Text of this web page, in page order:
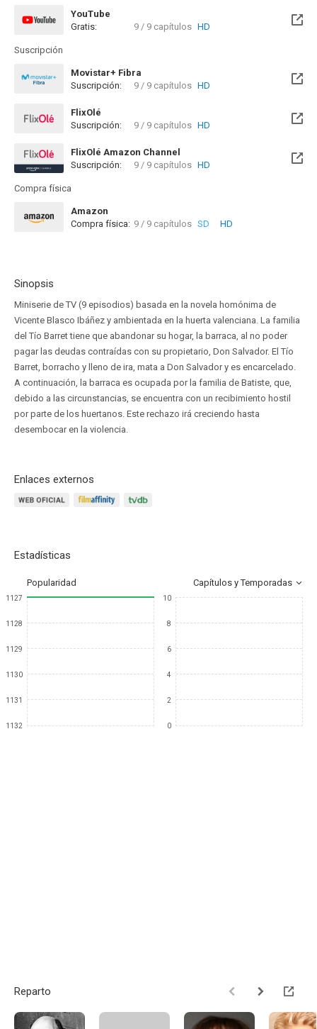
YouTube
Gratis:
9 / 9 capítulos HD
Suscripción
Movistar+ Fibra
Disponible hasta el Vie, 01 Ene 2100 (Quedan 73 años)
Suscripción: 9 / 9 capítulos HD
FlixOlé
Suscripción:
9 / 9 capítulos HD
FlixOlé Amazon Channel
Suscripción:
9 / 9 capítulos HD
Compra física
Amazon
Compra física: 9 / 9 capítulos SD HD
Sinopsis
Miniserie de TV (9 episodios) basada en la novela homónima de
Vicente Blasco Ibáñez y ambientada en la huerta valenciana. La familia
del Tío Barret tiene que abandonar su hogar, la barraca, al no poder
pagar las deudas contraídas con su propietario, Don Salvador. El Tío
Barret, borracho y lleno de ira, mata a Don Salvador y es encarcelado.
A continuación, la barraca es ocupada por la familia de Batiste, que,
debido a las circunstancias, se encuentra con un recibimiento hostil
por parte de los huertanos. Este rechazo irá creciendo hasta
desembocar en la violencia.
Enlaces externos
Estadísticas
Popularidad Capítulos y Temporadas
1127
1128
1129
1130
1131
1132
10
8
6
4
2
0
Reparto